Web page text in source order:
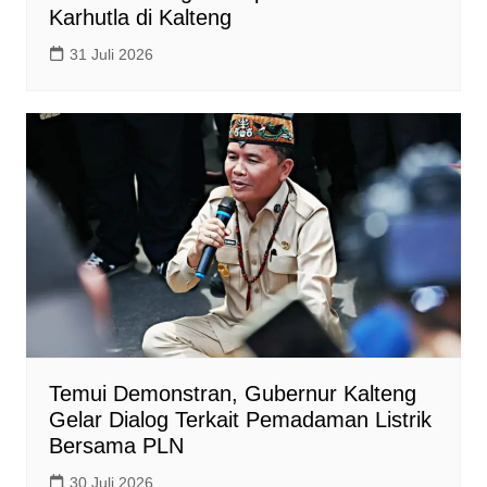
Karhutla di Kalteng
31 Juli 2026
Temui Demonstran, Gubernur Kalteng
Gelar Dialog Terkait Pemadaman Listrik
Bersama PLN
30 Juli 2026